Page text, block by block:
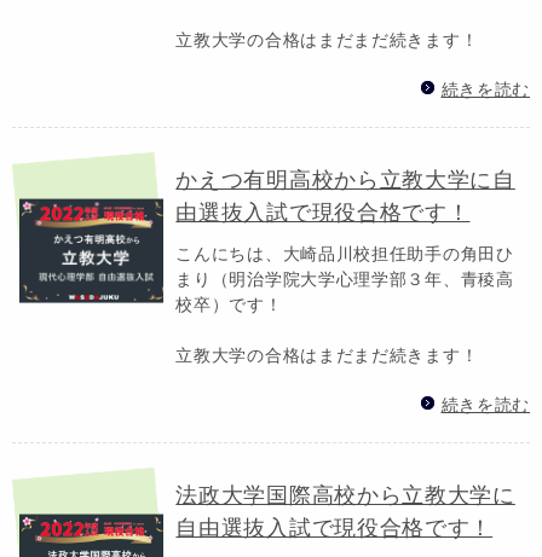
立教大学の合格はまだまだ続きます！
続きを読む
かえつ有明高校から立教大学に自
由選抜入試で現役合格です！
こんにちは、大崎品川校担任助手の角田ひ
まり（明治学院大学心理学部３年、青稜高
校卒）です！
立教大学の合格はまだまだ続きます！
続きを読む
法政大学国際高校から立教大学に
自由選抜入試で現役合格です！